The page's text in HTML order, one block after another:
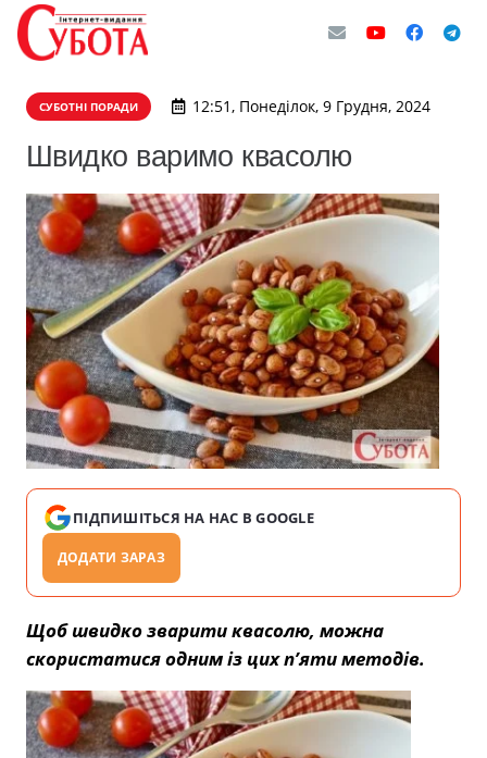
СУБОТНІ ПОРАДИ 12:51, Понеділок, 9 Грудня, 2024
Швидко варимо квасолю
ПІДПИШІТЬСЯ НА НАС В GOOGLE
ДОДАТИ ЗАРАЗ
Щоб швидко зварити квасолю, можна
скористатися одним із цих п’яти методів.